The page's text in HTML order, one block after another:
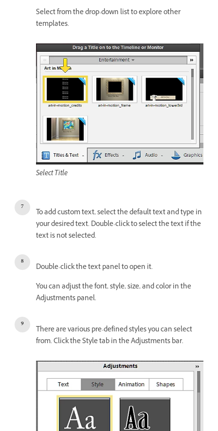
Select from the drop-down list to explore other
templates.
Select Title
To add custom text, select the default text and type in
your desired text. Double-click to select the text if the
text is not selected.
Double-click the text panel to open it.
You can adjust the font, style, size, and color in the
Adjustments panel.
There are various pre-defined styles you can select
from. Click the Style tab in the Adjustments bar.